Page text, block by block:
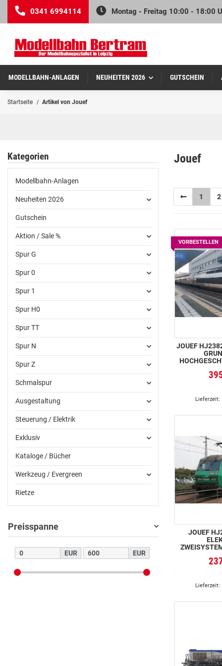
0341 6994114 Montag - Freitag 10:00 - 18:00
MODELLBAHN-ANLAGEN NEUHEITEN 2026 GUTSCHEIN
Startseite Artikel von Jouef
Jouef
1 2
VORBESTELLEN
JOUEF
Lieferzeit:
JOUEF
MIT
Lieferzeit:
Kategorien
Modellbahn-Anlagen
Neuheiten 2026
Gutschein
Aktion / Sale %
Spur G
Spur 0
Spur 1
Spur H0
Spur TT
Spur N
Spur Z
Schmalspur
Ausgestaltung
Steuerung / Elektrik
Exklusiv
Kataloge / Bücher
Werkzeug / Evergreen
Rietze
Preisspanne
EUR EUR